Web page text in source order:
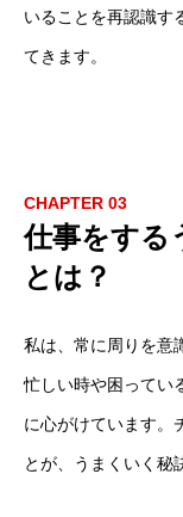
職員インタビュー
仕事を知る
お知らせ
いることを再認識す
てきます。
CHAPTER 03
仕事をする
とは？
私は、常に周りを意
忙しい時や困ってい
に心がけています。
とが、うまくいく秘